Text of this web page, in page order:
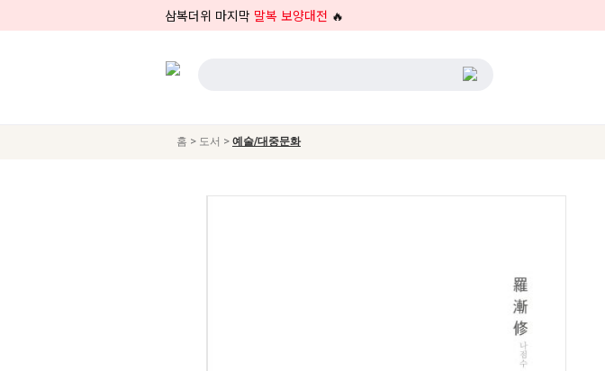
삼복더위 마지막 말복 보양대전 🔥
홈 > 도서 > 예술/대중문화